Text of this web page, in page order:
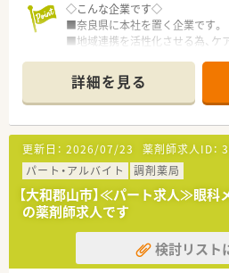
◇こんな企業です◇
■奈良県に本社を置く企業です。
■地域連携を活性化させる為、ケ
■ボトムアップを大切にする会社
発表チーム、マニュアルチームな
たい仕事をしてもらいながら社
す。
■ライフワークバランスも重視さ
育休取得・復帰率100％、平均残業
業員満足度は非常に高いです。
■ボトムアップ・地域連携・ライ
る結果、「優良企業ガイド 2018」
詳細を見る
更新日： 2026/07/23 薬剤師求人ID：
パート・アルバイト
調剤薬局
【大和郡山市】≪パート求人≫眼科
の薬剤師求人です
検討リスト